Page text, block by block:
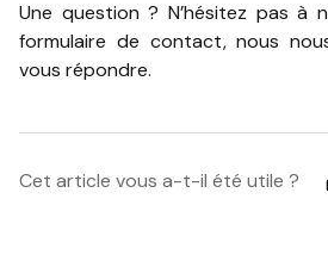
Une question ? N’hésitez pas à
formulaire de contact, nous
vous répondre.
Cet article vous a-t-il été utile ?